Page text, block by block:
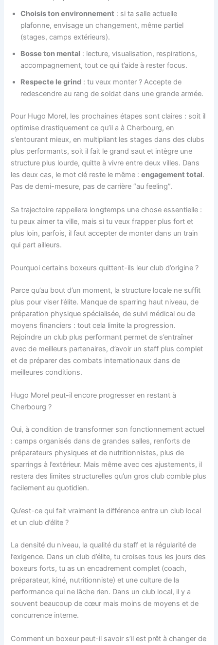
Choisis ton environnement : si ta salle actuelle
plafonne, envisage un changement, même partiel
(stages, camps extérieurs).
Bosse ton mental : lecture, visualisation, respirations,
accompagnement, tout ce qui t’aide à rester focus.
Respecte le grind : tu veux monter ? Accepte de
redescendre au rang de soldat dans une grande armée.
Pour Hugo Morel, les prochaines étapes sont claires : soit il
optimise drastiquement ce qu’il a à Cherbourg, en
s’entourant mieux, en multipliant les stages dans des clubs
plus performants, soit il fait le grand saut et intègre une
structure plus lourde, quitte à vivre entre deux villes. Dans
les deux cas, le mot clé reste le même :engagement total.
Pas de demi-mesure, pas de carrière “au feeling”.
Sa trajectoire rappellera longtemps une chose essentielle :
tu peux aimer ta ville, mais si tu veux frapper plus fort et
plus loin, parfois, il faut accepter de monter dans un train
qui part ailleurs.
Pourquoi certains boxeurs quittent-ils leur club d’origine ?
Parce qu’au bout d’un moment, la structure locale ne suffit
plus pour viser l’élite. Manque de sparring haut niveau, de
préparation physique spécialisée, de suivi médical ou de
moyens financiers : tout cela limite la progression.
Rejoindre un club plus performant permet de s’entraîner
avec de meilleurs partenaires, d’avoir un staff plus complet
et de préparer des combats internationaux dans de
meilleures conditions.
Hugo Morel peut-il encore progresser en restant à
Cherbourg ?
Oui, à condition de transformer son fonctionnement actuel
: camps organisés dans de grandes salles, renforts de
préparateurs physiques et de nutritionnistes, plus de
sparrings à l’extérieur. Mais même avec ces ajustements, il
restera des limites structurelles qu’un gros club comble plus
facilement au quotidien.
Qu’est-ce qui fait vraiment la différence entre un club local
et un club d’élite ?
La densité du niveau, la qualité du staff et la régularité de
l’exigence. Dans un club d’élite, tu croises tous les jours des
boxeurs forts, tu as un encadrement complet (coach,
préparateur, kiné, nutritionniste) et une culture de la
performance qui ne lâche rien. Dans un club local, il y a
souvent beaucoup de cœur mais moins de moyens et de
concurrence interne.
Comment un boxeur peut-il savoir s’il est prêt à changer de